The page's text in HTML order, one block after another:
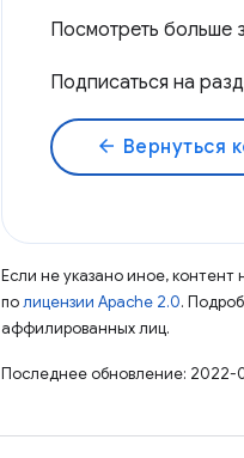
Посмотреть больше
Подписаться на
arrow_back Вернуться
Если не указано иное, контент
полицензии Apache 2.0.
аффилированных лиц.
Последнее обновление: 2022-